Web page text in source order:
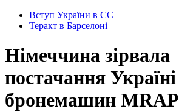
Вступ України в ЄС
Теракт в Барселоні
Німеччина зірвала
постачання Україні
бронемашин MRAP